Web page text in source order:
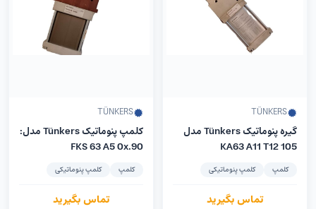
TÜNKERS
گیره پنوماتیک Tünkers مدل
KA63 A11 T12 105
کلمپ کلمپ پنوماتیکی
تماس بگیرید
TÜNKERS
کلمپ پنوماتیک Tünkers مدل:
FKS 63 A5 0x.90
کلمپ کلمپ پنوماتیکی
تماس بگیرید